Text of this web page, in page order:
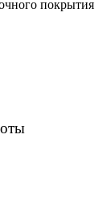
покрытия